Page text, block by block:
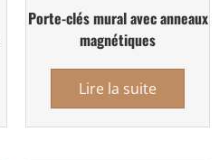
Porte-clés mural avec anneaux
magnétiques
Lire la suite